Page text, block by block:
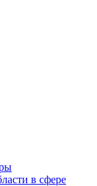
в сфере